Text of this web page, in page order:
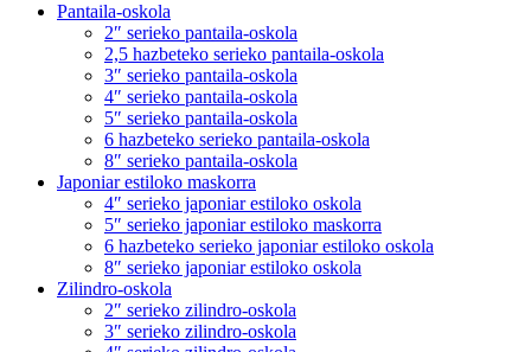
Pantaila-oskola
2″ serieko pantaila-oskola
2,5 hazbeteko serieko pantaila-oskola
3″ serieko pantaila-oskola
4″ serieko pantaila-oskola
5″ serieko pantaila-oskola
6 hazbeteko serieko pantaila-oskola
8″ serieko pantaila-oskola
Japoniar estiloko maskorra
4″ serieko japoniar estiloko oskola
5″ serieko japoniar estiloko maskorra
6 hazbeteko serieko japoniar estiloko oskola
8″ serieko japoniar estiloko oskola
Zilindro-oskola
2″ serieko zilindro-oskola
3″ serieko zilindro-oskola